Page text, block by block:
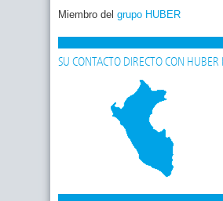
Miembro del grupo HUBER
SU CONTACTO DIRECTO CON HUBER